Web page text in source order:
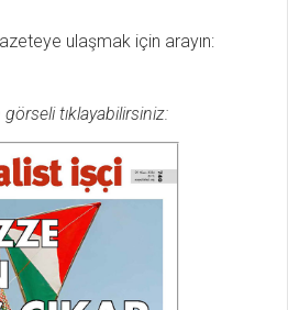
ulaşmak için arayın:
tıklayabilirsiniz: